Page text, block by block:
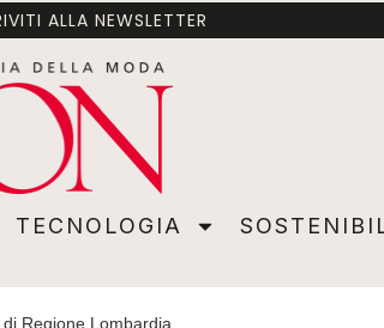
TECNOLOGIA SOSTENIBILITÀ MERCATI
ALLA NEWSLETTER
TECNOLOGIA
Regione Lombardia